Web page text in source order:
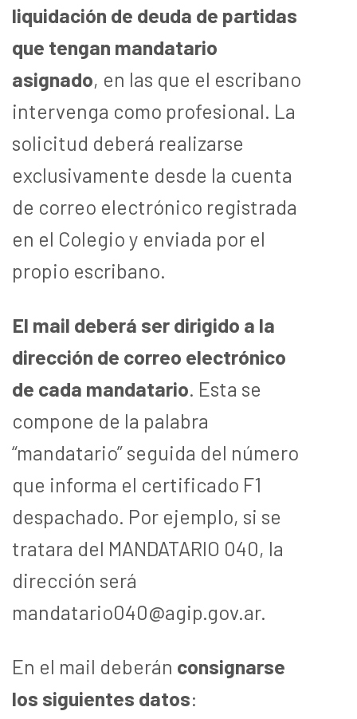
liquidación de deuda de partidas
que tengan mandatario
asignado, en las que el escribano
intervenga como profesional. La
solicitud deberá realizarse
exclusivamente desde la cuenta
de correo electrónico registrada
en el Colegio y enviada por el
propio escribano.
El mail deberá ser dirigido a la
dirección de correo electrónico
de cada mandatario. Esta se
compone de la palabra
“mandatario” seguida del número
que informa el certificado F1
despachado. Por ejemplo, si se
tratara del MANDATARIO 040, la
dirección será
mandatario040@agip.gov.ar.
En el mail deberán consignarse
los siguientes datos: